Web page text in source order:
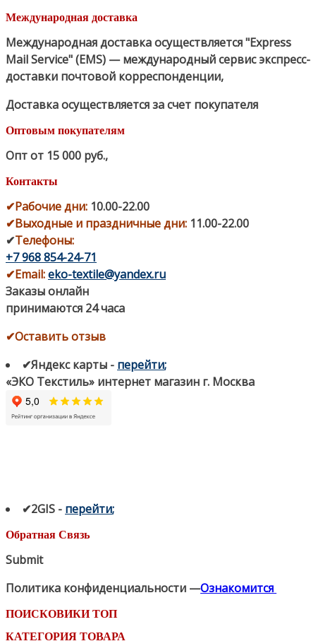
Международная доставка
Международная доставка осуществляется "Express
Mail Service" (EMS) — международный сервис экспресс-
доставки почтовой корреспонденции,
Доставка осуществляется за счет покупателя
Оптовым покупателям
Опт от 15 000 руб.,
Контакты
✔Рабочие дни: 10.00-22.00
✔Выходные и праздничные дни: 11.00-22.00
✔Телефоны:
+7 968 854-24-71
✔Email:eko-textile@yandex.ru
Заказы онлайн
принимаются 24 часа
✔Оставить отзыв
✔Яндекс карты - перейти;
«ЭКО Текстиль» интернет магазин г. Москва
✔2GIS - перейти;
Обратная Связь
Submit
Политика конфиденциальности —Ознакомится
ПОИСКОВИКИ ТОП
КАТЕГОРИЯ ТОВАРА